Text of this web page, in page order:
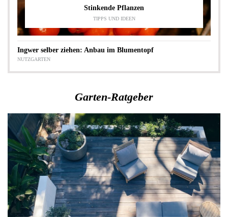
Stinkende Pflanzen
TIPPS UND IDEEN
Ingwer selber ziehen: Anbau im Blumentopf
NUTZGARTEN
Garten-Ratgeber